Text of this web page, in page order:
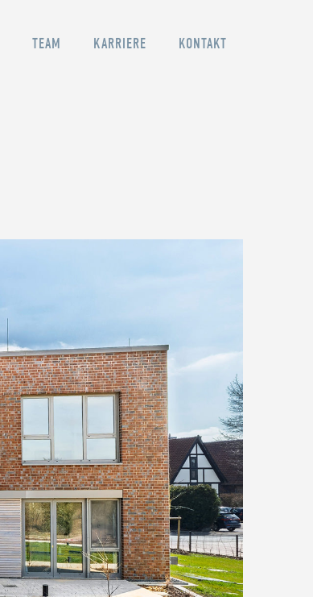
TEAM KARRIERE KONTAKT